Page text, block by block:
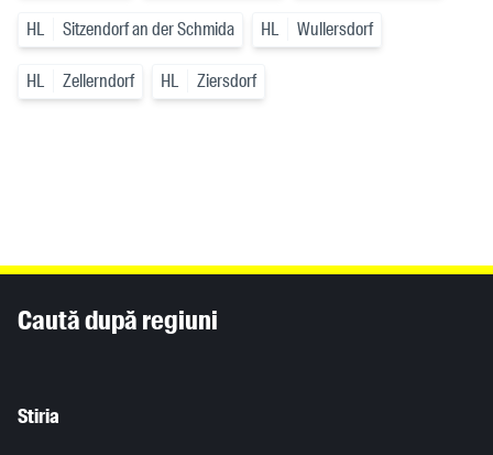
HL Sitzendorf an der Schmida HL Wullersdorf
HL Zellerndorf HL Ziersdorf
Caută după regiuni
Stiria